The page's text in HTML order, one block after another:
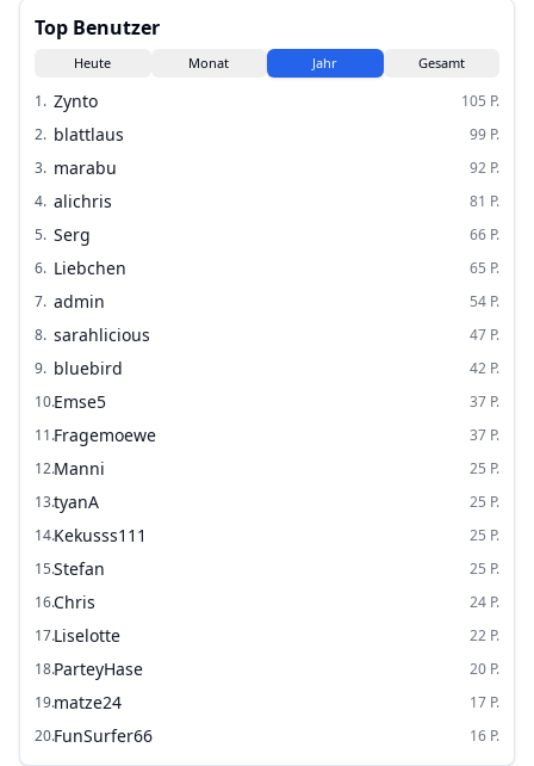
Top Benutzer
Heute Monat Jahr Gesamt
1. Zynto 105 P.
2. blattlaus 99 P.
3. marabu 92 P.
4. alichris 81 P.
5. Serg 66 P.
6. Liebchen 65 P.
7. admin 54 P.
8. sarahlicious 47 P.
9. bluebird 42 P.
10.Emse5 37 P.
11.Fragemoewe 37 P.
12.Manni 25 P.
13.tyanA 25 P.
14.Kekusss111 25 P.
15.Stefan 25 P.
16.Chris 24 P.
17.Liselotte 22 P.
18.ParteyHase 20 P.
19.matze24 17 P.
20.FunSurfer66 16 P.